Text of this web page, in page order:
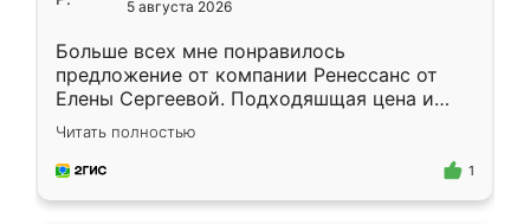
5 августа 2026
Больше всех мне понравилось
предложение от компании Ренессанс от
Елены Сергеевой. Подходяшщая цена и
короткие сроки изготовления. Приехавший
для замера сотрудник Владислав
предложил по моему эскизу самый
Читать полностью
1